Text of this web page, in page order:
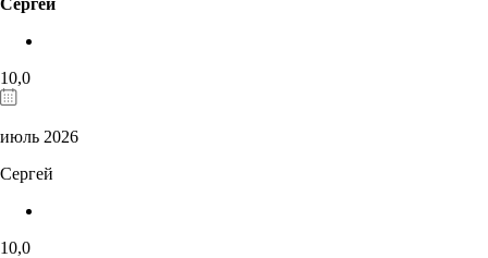
10,0
июль 2026
Сергей
10,0